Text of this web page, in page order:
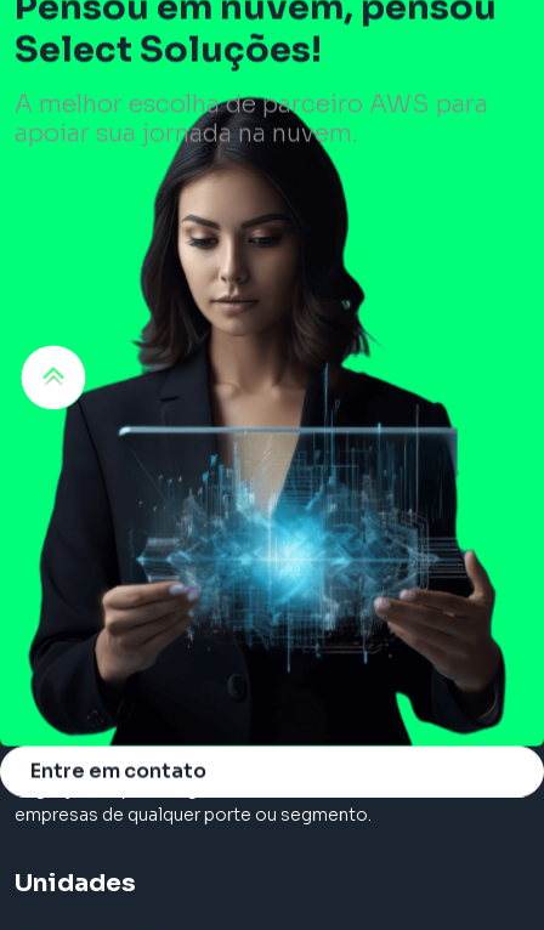
Select Soluções!
A melhor escolha de parceiro AWS para
apoiar sua jornada na nuvem.
Entre em contato
Somos a principal consultoria em cloud, com serviços de
migração, suporte e gerenciamento na nuvem. Atendemos
empresas de qualquer porte ou segmento.
Unidades